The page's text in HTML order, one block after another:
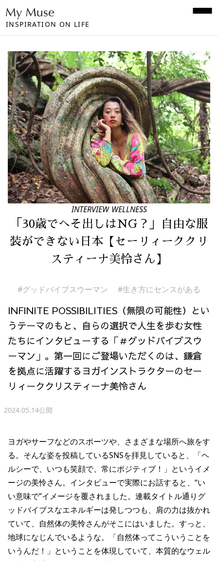
INSPIRATION ON LIFE
INTERVIEW WELLNESS
「30歳でへそ出しはNG？」自由な服
装ができない日本【セーリィーククリ
スティーナ美怜さん】
#グッドバイブスウーマン #生き方にセンスがある
INFINITE POSSIBILITIES（無限の可能性）とい
うテーマのもと、自らの選択で人生を歩む女性
たちにインタビューする「＃グッドバイブスウ
ーマン」。第一回にご登場いただくのは、鎌倉
を拠点に活躍するヨガインストラクターのセー
リィーククリスティーナ美怜さん
2024.05.14公開
ヨガやサーフなどのスポーツや、さまざまな場所へ旅をす
る。そんな姿を投稿しているSNSを拝見していると、「ヘ
ルシーで、いつも笑顔で、常にポジティブ！」というイメ
ージの美怜さん。インタビューで実際にお話すると、“い
い意味で”イメージを覆されました。連載タイトル通りグ
ッドバイブスなエネルギーは発しつつも、肩の力は抜かれ
ていて、自然体の美怜さんがそこにはいました。すっと、
地球になじんでいるような。「自然体ってこういうことを
いうんだ！」ということを体現していて、本質的なウェル